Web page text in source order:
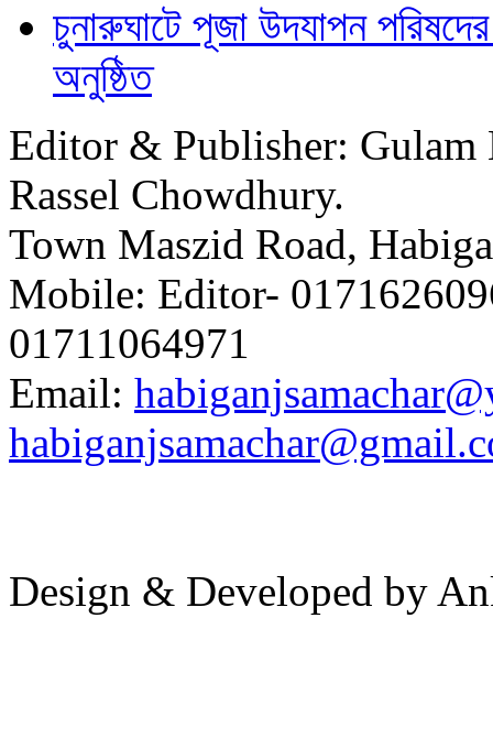
চুনারুঘাটে পূজা উদযাপন
অনুষ্ঠিত
Editor & Publisher: Gulam
Rassel Chowdhury.
Town Maszid Road,
Mobile: Editor-
01711064971
Email:
Design & Developed by